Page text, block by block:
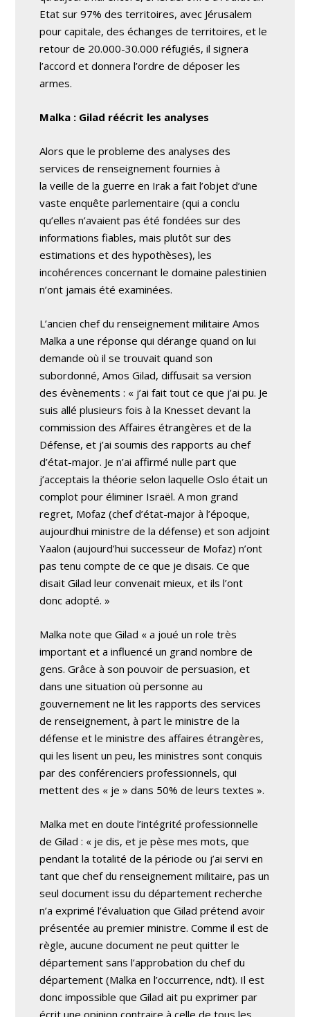
Etat sur 97% des territoires, avec Jérusalem
pour capitale, des échanges de territoires, et le
retour de 20.000-30.000 réfugiés, il signera
l’accord et donnera l’ordre de déposer les
armes.
Malka : Gilad réécrit les analyses
Alors que le probleme des analyses des
services de renseignement fournies à
la veille de la guerre en Irak a fait l’objet d’une
vaste enquête parlementaire (qui a conclu
qu’elles n’avaient pas été fondées sur des
informations fiables, mais plutôt sur des
estimations et des hypothèses), les
incohérences concernant le domaine palestinien
n’ont jamais été examinées.
L’ancien chef du renseignement militaire Amos
Malka a une réponse qui dérange quand on lui
demande où il se trouvait quand son
subordonné, Amos Gilad, diffusait sa version
des évènements : « j’ai fait tout ce que j’ai pu. Je
suis allé plusieurs fois à la Knesset devant la
commission des Affaires étrangères et de la
Défense, et j’ai soumis des rapports au chef
d’état-major. Je n’ai affirmé nulle part que
j’acceptais la théorie selon laquelle Oslo était un
complot pour éliminer Israël. A mon grand
regret, Mofaz (chef d’état-major à l’époque,
aujourdhui ministre de la défense) et son adjoint
Yaalon (aujourd’hui successeur de Mofaz) n’ont
pas tenu compte de ce que je disais. Ce que
disait Gilad leur convenait mieux, et ils l’ont
donc adopté. »
Malka note que Gilad « a joué un role très
important et a influencé un grand nombre de
gens. Grâce à son pouvoir de persuasion, et
dans une situation où personne au
gouvernement ne lit les rapports des services
de renseignement, à part le ministre de la
défense et le ministre des affaires étrangères,
qui les lisent un peu, les ministres sont conquis
par des conférenciers professionnels, qui
mettent des « je » dans 50% de leurs textes ».
Malka met en doute l’intégrité professionnelle
de Gilad : « je dis, et je pèse mes mots, que
pendant la totalité de la période ou j’ai servi en
tant que chef du renseignement militaire, pas un
seul document issu du département recherche
n’a exprimé l’évaluation que Gilad prétend avoir
présentée au premier ministre. Comme il est de
règle, aucune document ne peut quitter le
département sans l’approbation du chef du
département (Malka en l’occurrence, ndt). Il est
donc impossible que Gilad ait pu exprimer par
écrit une opinion contraire à celle de tous les